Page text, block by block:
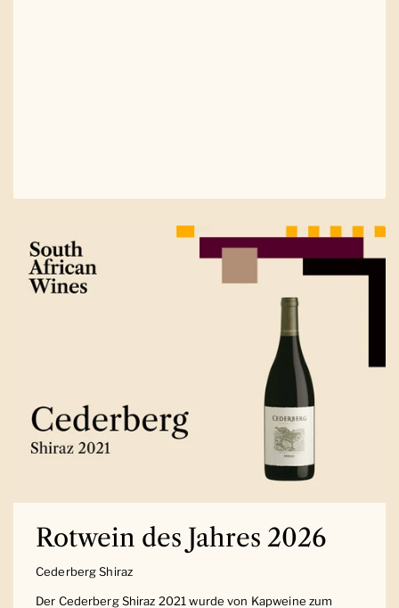
Rotwein des Jahres 2026
Cederberg Shiraz
Der Cederberg Shiraz 2021 wurde von Kapweine zum